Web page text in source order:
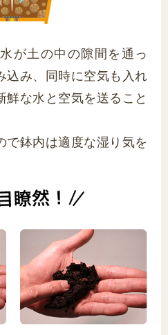
が土の中の隙間を通っ
込み、同時に空気も入れ
鮮な水と空気を送ること
で鉢内は適度な湿り気を